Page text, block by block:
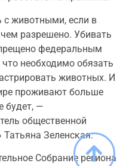
с животными, если в
разрешено. Убивать
федеральным
необходимо обязать
животных. И
проживают больше
будет, —
общественной
Зеленская.
Собрание региона